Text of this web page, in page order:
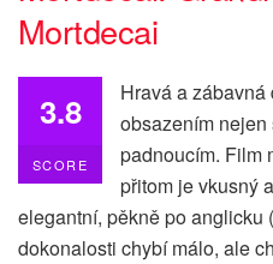
Mortdecai
3.8
SCORE
Hravá a
obsazením nejen
padnoucím. Film
přitom je vkusný
elegantní, pěkně po anglicku
dokonalosti chybí málo, ale